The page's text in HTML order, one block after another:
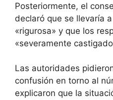
Posteriormente, el
declaró que se llevaría
«rigurosa» y que los
«severamente
Las autoridades
confusión en torno al
explicaron que la